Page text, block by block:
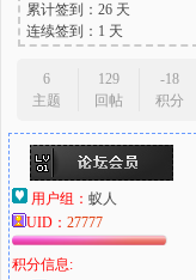
累计签到：26 天
连续签到：1 天
6
主题
129
回帖
-18
积分
用户组： 蚁人
UID： 27777
积分信息: